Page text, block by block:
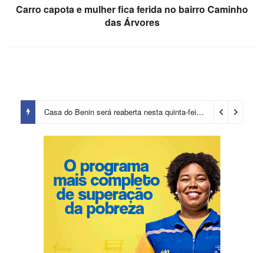
Carro capota e mulher fica ferida no bairro Caminho
das Árvores
Casa do Benin será reaberta nesta quinta-feira (6) 3 dias ago